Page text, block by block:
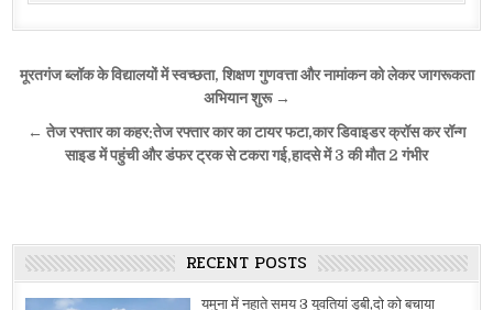
Post
मूरतगंज ब्लॉक के विद्यालयों में स्वच्छता, शिक्षण गुणवत्ता और नामांकन को लेकर जागरूकता
अभियान शुरू →
← तेज रफ्तार का कहर:तेज रफ्तार कार का टायर फटा,कार डिवाइडर क्रॉस कर रॉन्ग
साइड में पहुंची और डंफर ट्रक से टकरा गई,हादसे में 3 की मौत 2 गंभीर
RECENT POSTS
यमुना में नहाते समय 3 युवतियां डूबी,दो को बचाया